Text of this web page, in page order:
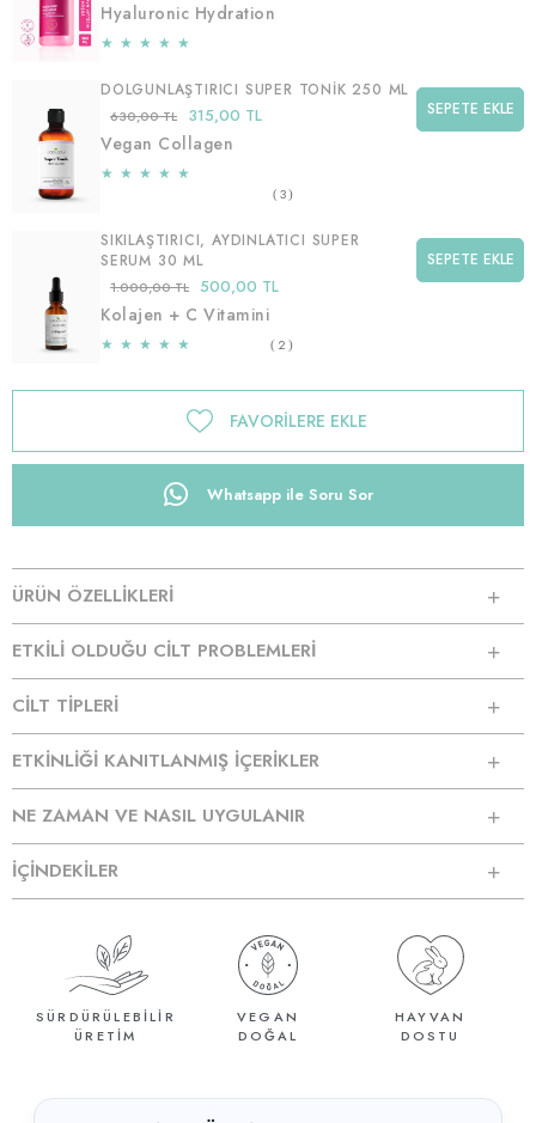
Hyaluronic Hydration
★ ★ ★ ★ ★
DOLGUNLAŞTIRICI SUPER TONIK 250 ML
3
315,00 TL
630,00 TL
Vegan Collagen
★ ★ ★ ★ ★
SEPETE EKLE
SIKILAŞTIRICI, AYDINLATICI SUPER
SERUM 30 ML
2
500,00 TL
1.000,00 TL
Kolajen + C Vitamini
★ ★ ★ ★ ★
SEPETE EKLE
FAVORILERE EKLE
Whatsapp ile Soru Sor
ÜRÜN ÖZELLİKLERİ
ETKİLİ OLDUĞU CİLT PROBLEMLERİ
CİLT TİPLERİ
ETKİNLİĞİ KANITLANMIŞ İÇERİKLER
NE ZAMAN VE NASIL UYGULANIR
İÇİNDEKİLER
SÜRDÜRÜLEBİLİR
ÜRETİM
VEGAN
DOĞAL
HAYVAN
DOSTU